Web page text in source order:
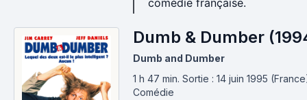
comédie française.
Dumb & Dumber
Dumb and Dumber
1 h 47 min. Sortie : 14 juin 1995
Comédie